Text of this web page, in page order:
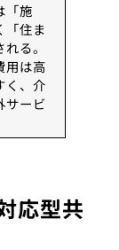
「施
「住ま
る。
用は高
く、介
サービ
応型共